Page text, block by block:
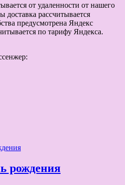
от удаленности от нашего
рассчитывается
предусмотрена Яндекс
по тарифу Яндекса.
рождения